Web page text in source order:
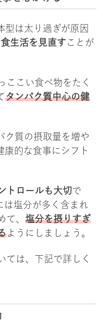
型は太り過ぎが原因
食生活を見直すことが
ここい食べ物をたく
タンパク質中心の健
ク質の摂取量を増や
康的な食事にシフト
トロールも大切で
は塩分が多く含まれ
て、塩分を摂りすぎ
ようにしましょう。
ては、下記で詳しく